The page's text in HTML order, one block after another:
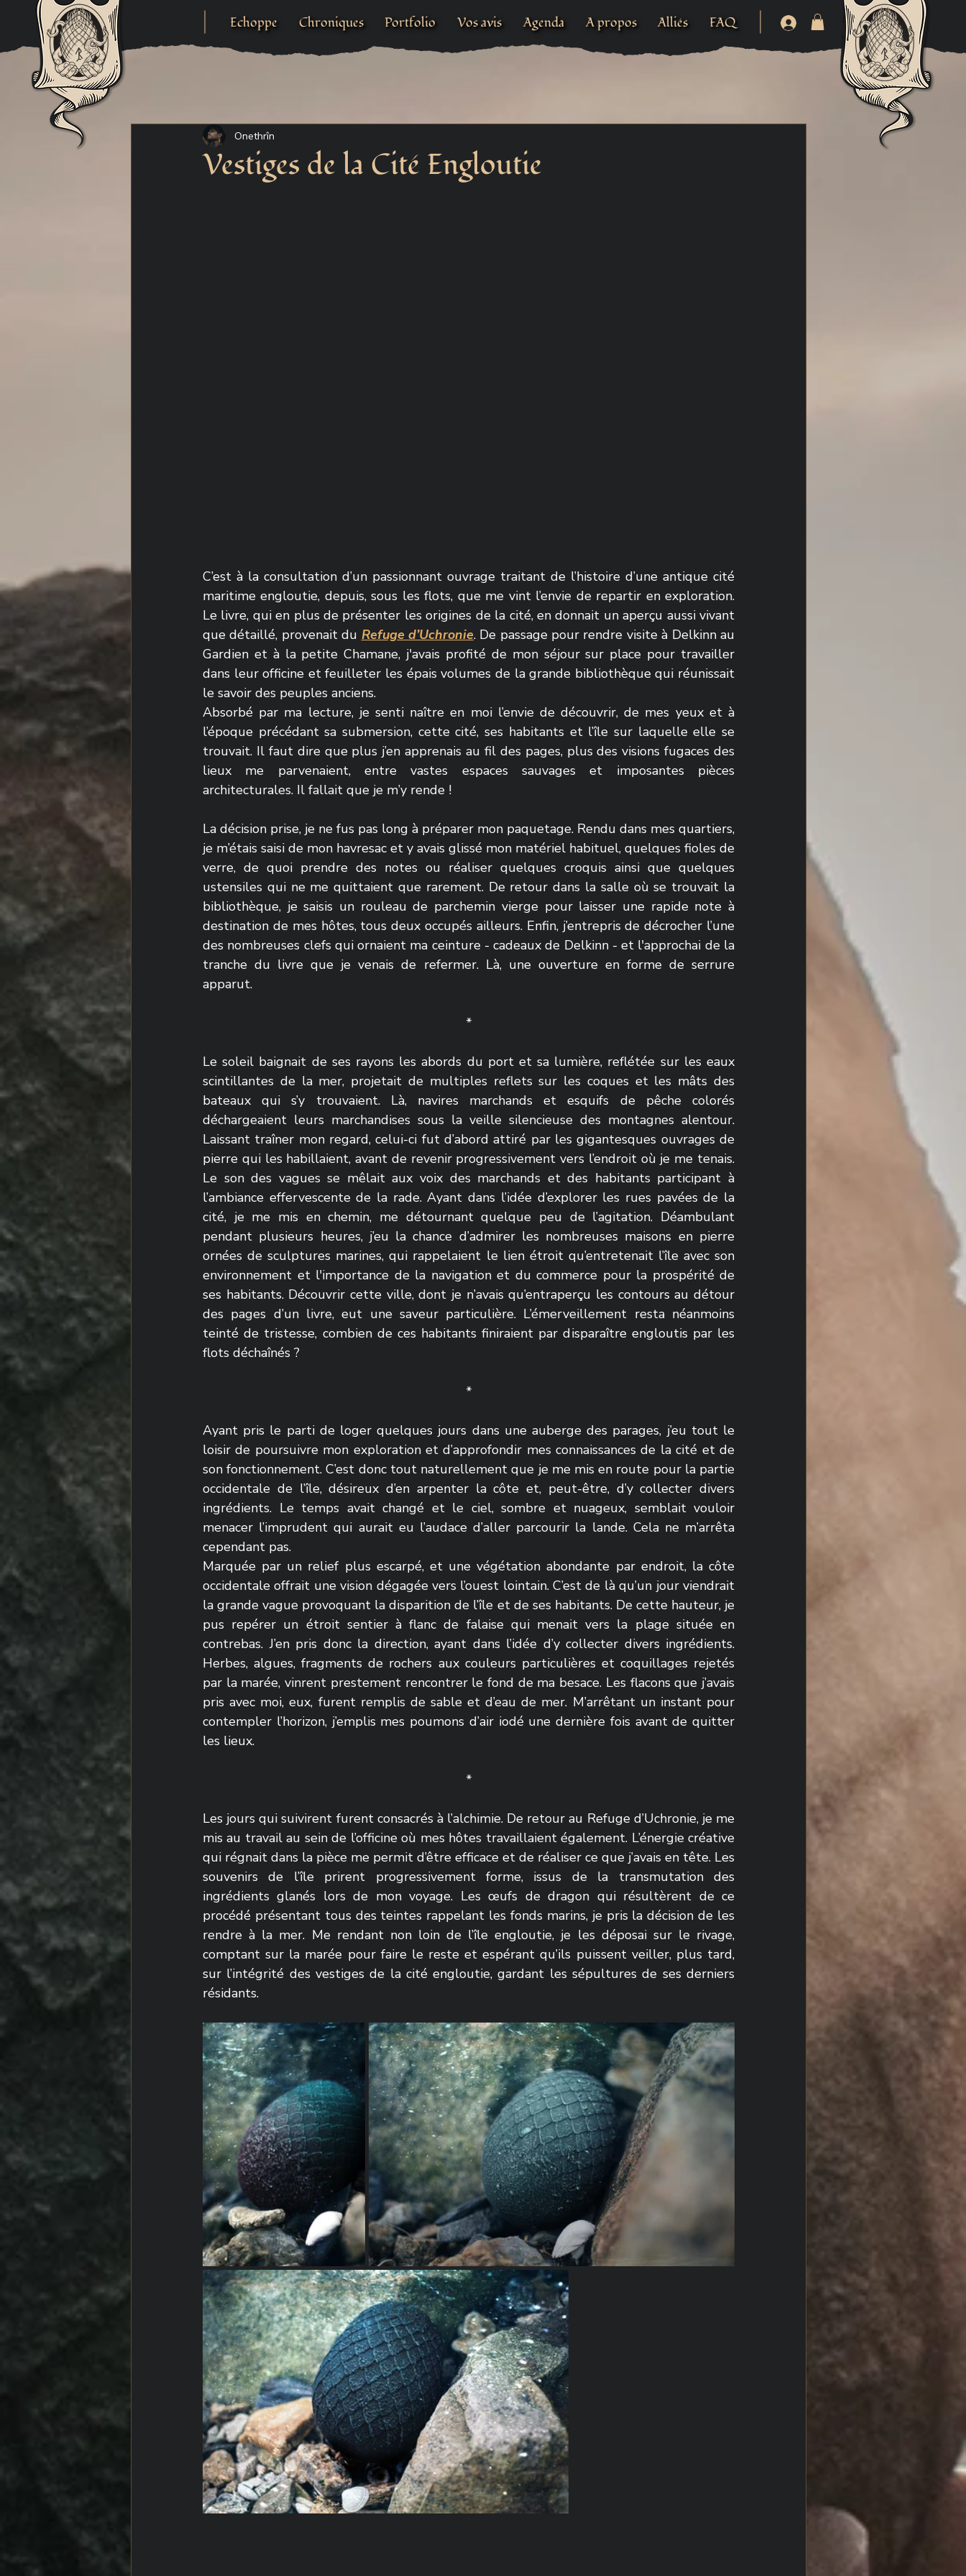
Echoppe Chroniques Portfolio Vos avis Agenda A propos Alliés FAQ
Vestiges de la Cité Engloutie
Onethrîn
C’est à la consultation d’un passionnant ouvrage traitant de l’histoire d’une antique cité
maritime engloutie, depuis, sous les flots, que me vint l’envie de repartir en exploration.
Le livre, qui en plus de présenter les origines de la cité, en donnait un aperçu aussi vivant
que détaillé, provenait du Refuge d’Uchronie. De passage pour rendre visite à Delkinn au
Gardien et à la petite Chamane, j'avais profité de mon séjour sur place pour travailler
dans leur officine et feuilleter les épais volumes de la grande bibliothèque qui réunissait
le savoir des peuples anciens.
Absorbé par ma lecture, je senti naître en moi l’envie de découvrir, de mes yeux et à
l’époque précédant sa submersion, cette cité, ses habitants et l’île sur laquelle elle se
trouvait. Il faut dire que plus j’en apprenais au fil des pages, plus des visions fugaces des
lieux me parvenaient, entre vastes espaces sauvages et imposantes pièces
architecturales. Il fallait que je m’y rende !
La décision prise, je ne fus pas long à préparer mon paquetage. Rendu dans mes quartiers,
je m’étais saisi de mon havresac et y avais glissé mon matériel habituel, quelques fioles de
verre, de quoi prendre des notes ou réaliser quelques croquis ainsi que quelques
ustensiles qui ne me quittaient que rarement. De retour dans la salle où se trouvait la
bibliothèque, je saisis un rouleau de parchemin vierge pour laisser une rapide note à
destination de mes hôtes, tous deux occupés ailleurs. Enfin, j’entrepris de décrocher l’une
des nombreuses clefs qui ornaient ma ceinture - cadeaux de Delkinn - et l'approchai de la
tranche du livre que je venais de refermer. Là, une ouverture en forme de serrure
apparut.
*
Le soleil baignait de ses rayons les abords du port et sa lumière, reflétée sur les eaux
scintillantes de la mer, projetait de multiples reflets sur les coques et les mâts des
bateaux qui s’y trouvaient. Là, navires marchands et esquifs de pêche colorés
déchargeaient leurs marchandises sous la veille silencieuse des montagnes alentour.
Laissant traîner mon regard, celui-ci fut d’abord attiré par les gigantesques ouvrages de
pierre qui les habillaient, avant de revenir progressivement vers l’endroit où je me tenais.
Le son des vagues se mêlait aux voix des marchands et des habitants participant à
l’ambiance effervescente de la rade. Ayant dans l’idée d’explorer les rues pavées de la
cité, je me mis en chemin, me détournant quelque peu de l’agitation. Déambulant
pendant plusieurs heures, j’eu la chance d’admirer les nombreuses maisons en pierre
ornées de sculptures marines, qui rappelaient le lien étroit qu’entretenait l’île avec son
environnement et l'importance de la navigation et du commerce pour la prospérité de
ses habitants. Découvrir cette ville, dont je n’avais qu’entraperçu les contours au détour
des pages d’un livre, eut une saveur particulière. L’émerveillement resta néanmoins
teinté de tristesse, combien de ces habitants finiraient par disparaître engloutis par les
flots déchaînés ?
*
Ayant pris le parti de loger quelques jours dans une auberge des parages, j’eu tout le
loisir de poursuivre mon exploration et d’approfondir mes connaissances de la cité et de
son fonctionnement. C’est donc tout naturellement que je me mis en route pour la partie
occidentale de l’île, désireux d’en arpenter la côte et, peut-être, d’y collecter divers
ingrédients. Le temps avait changé et le ciel, sombre et nuageux, semblait vouloir
menacer l’imprudent qui aurait eu l’audace d’aller parcourir la lande. Cela ne m’arrêta
cependant pas.
Marquée par un relief plus escarpé, et une végétation abondante par endroit, la côte
occidentale offrait une vision dégagée vers l’ouest lointain. C’est de là qu’un jour viendrait
la grande vague provoquant la disparition de l’île et de ses habitants. De cette hauteur, je
pus repérer un étroit sentier à flanc de falaise qui menait vers la plage située en
contrebas. J’en pris donc la direction, ayant dans l’idée d’y collecter divers ingrédients.
Herbes, algues, fragments de rochers aux couleurs particulières et coquillages rejetés
par la marée, vinrent prestement rencontrer le fond de ma besace. Les flacons que j’avais
pris avec moi, eux, furent remplis de sable et d’eau de mer. M’arrêtant un instant pour
contempler l’horizon, j’emplis mes poumons d’air iodé une dernière fois avant de quitter
les lieux.
*
Les jours qui suivirent furent consacrés à l’alchimie. De retour au Refuge d’Uchronie, je me
mis au travail au sein de l’officine où mes hôtes travaillaient également. L’énergie créative
qui régnait dans la pièce me permit d’être efficace et de réaliser ce que j’avais en tête. Les
souvenirs de l’île prirent progressivement forme, issus de la transmutation des
ingrédients glanés lors de mon voyage. Les œufs de dragon qui résultèrent de ce
procédé présentant tous des teintes rappelant les fonds marins, je pris la décision de les
rendre à la mer. Me rendant non loin de l’île engloutie, je les déposai sur le rivage,
comptant sur la marée pour faire le reste et espérant qu’ils puissent veiller, plus tard,
sur l’intégrité des vestiges de la cité engloutie, gardant les sépultures de ses derniers
résidants.